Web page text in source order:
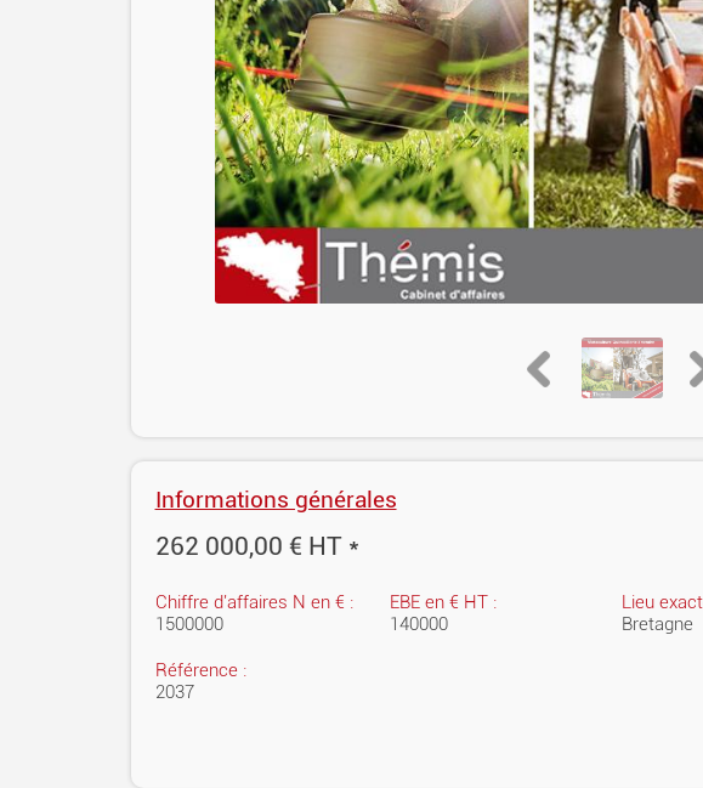
Informations générales
262 000,00 € HT *
Chiffre d'affaires N en € :
1500000
EBE en € HT :
140000
Lieu
Bretagne
Référence :
2037